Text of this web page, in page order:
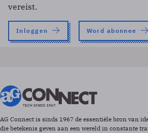
vereist.
Inloggen Word abonnee
AG Connect is sinds 1967 de essentiële bron van
die betekenis geven aan een wereld in constante